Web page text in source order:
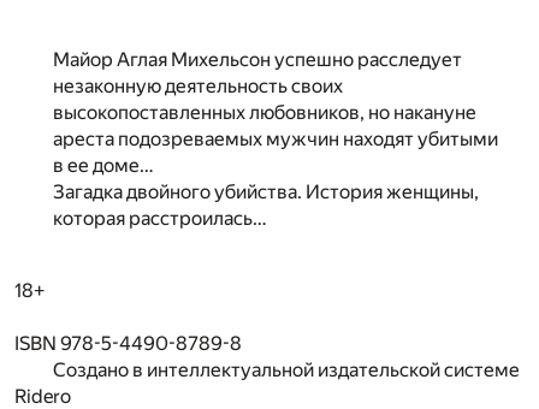
Майор Аглая Михельсон успешно расследует
незаконную деятельность своих
высокопоставленных любовников, но накануне
ареста подозреваемых мужчин находят убитыми
в ее доме…
Загадка двойного убийства. История женщины,
которая расстроилась…
18+
ISBN 978-5-4490-8789-8
Создано в интеллектуальной издательской системе
Ridero